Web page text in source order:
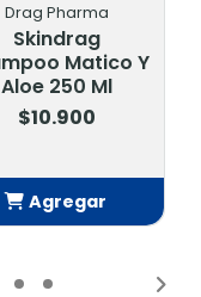
Drag Pharma
Skindrag
Matico Y
Aloe 250 Ml
$10.900
Agregar